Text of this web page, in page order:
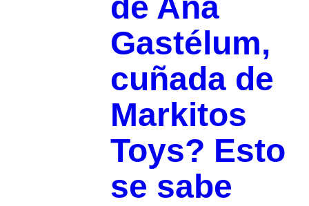
de Ana
Gastélum,
cuñada de
Markitos
Toys? Esto
se sabe